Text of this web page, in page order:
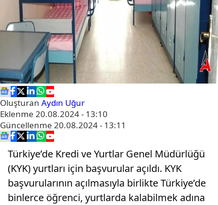
Oluşturan Aydın Uğur
Eklenme 20.08.2024 - 13:10
Güncellenme 20.08.2024 - 13:11
Türkiye’de Kredi ve Yurtlar Genel Müdürlüğü
(KYK) yurtları için başvurular açıldı. KYK
başvurularının açılmasıyla birlikte Türkiye’de
binlerce öğrenci, yurtlarda kalabilmek adına